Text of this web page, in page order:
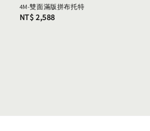
4M-雙面滿版拼布托特
Regular
NT$ 2,588